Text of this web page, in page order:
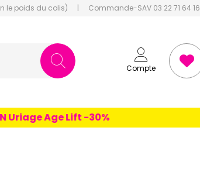
le poids du colis) | Commande-SAV 03 22 71 64 16
Compte
Age Lift -30%